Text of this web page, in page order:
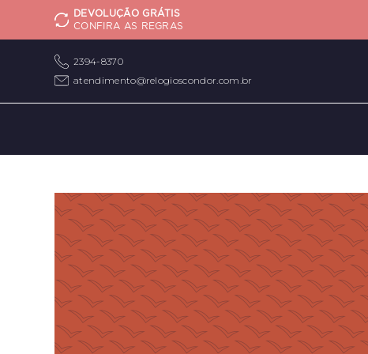
DEVOLUÇÃO GRÁTIS
CONFIRA AS REGRAS
2394-8370
atendimento@relogioscondor.com.br